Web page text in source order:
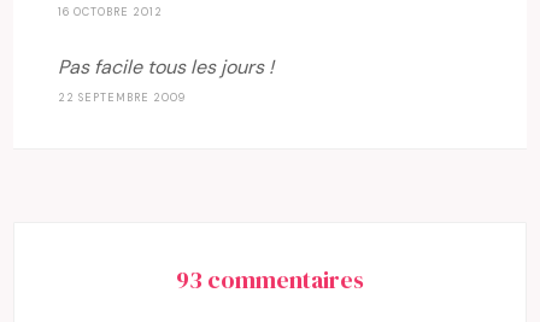
16 OCTOBRE 2012
Pas facile tous les jours !
22 SEPTEMBRE 2009
93 commentaires